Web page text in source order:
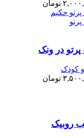
تومان
در ونک
کودک
تومان
روبیک